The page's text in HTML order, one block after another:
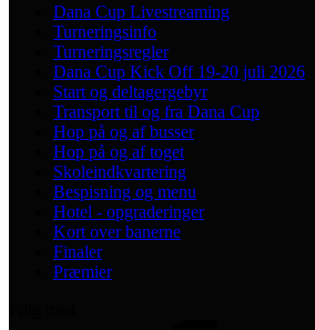
Dana Cup Livestreaming
Turneringsinfo
Turneringsregler
Dana Cup Kick Off 19-20 juli 2026
Start og deltagergebyr
Transport til og fra Dana Cup
Hop på og af busser
Hop på og af toget
Skoleindkvartering
Bespisning og menu
Hotel - opgraderinger
Kort over banerne
Finaler
Præmier